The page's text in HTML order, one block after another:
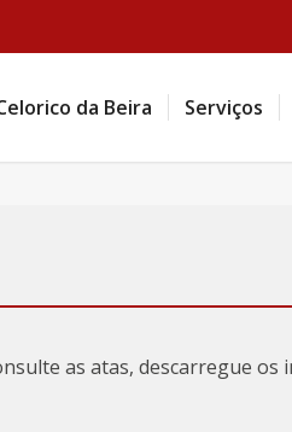
da Beira Serviços
as atas, descarregue os